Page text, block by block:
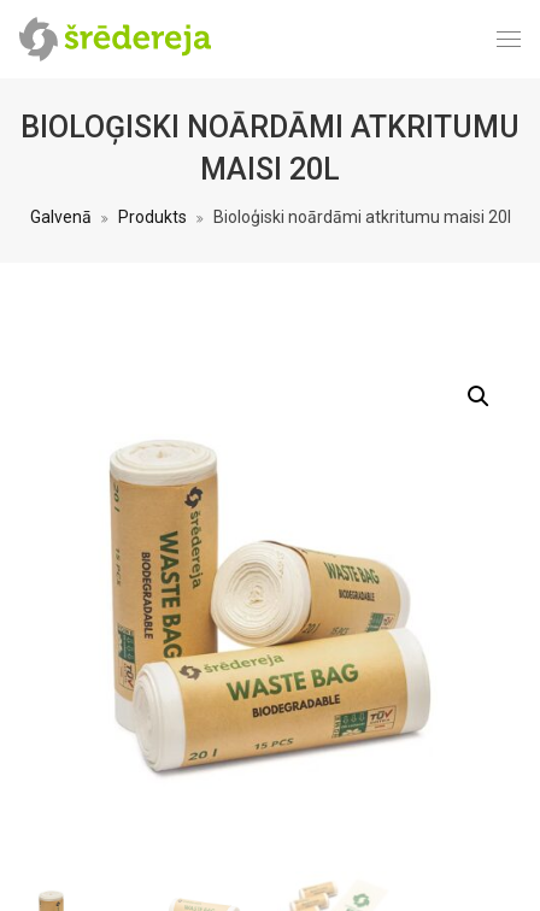
BIOLOĢISKI NOĀRDĀMI ATKRITUMU
MAISI 20L
Galvenā Produkts Bioloģiski noārdāmi atkritumu maisi 20l